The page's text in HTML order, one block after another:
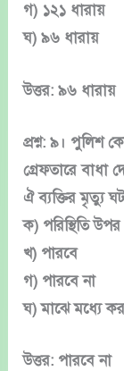
গ) ১২১ ধারায়
ঘ) ৯৬ ধারায়
উত্তর: ৯৬ ধারায়
প্রশ্ন: ৯। পুলিশ
গ্রেফতারে বাধা
ঐ ব্যক্তির মৃত্যু
ক) পরিস্থিতি
খ) পারবে
গ) পারবে না
ঘ) মাঝে মধ্যে
উত্তর: পারবে না